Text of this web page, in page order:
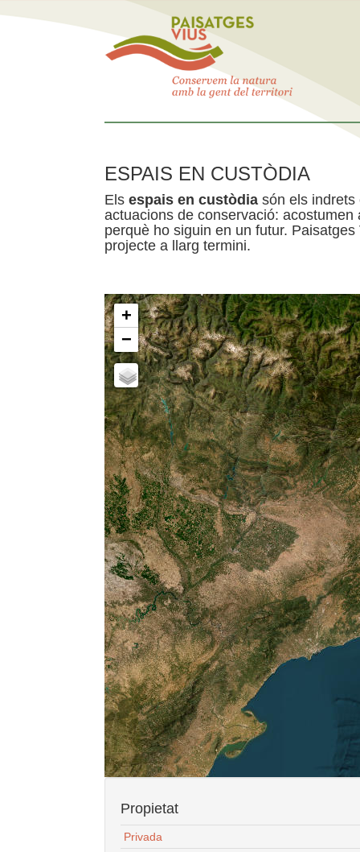
ESPAIS EN CUSTÒDIA
Els espais en custòdia són els indrets
actuacions de conservació:
perquè ho siguin en un futur.
projecte a llarg termini.
+
−
Propietat
Privada